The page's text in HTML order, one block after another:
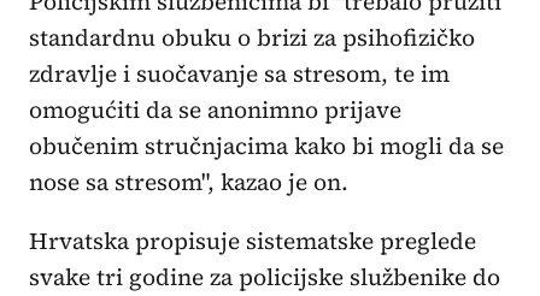
standardnu obuku o brizi za psihofizičko
zdravlje i suočavanje sa stresom, te im
omogućiti da se anonimno prijave
obučenim stručnjacima kako bi mogli da se
nose sa stresom", kazao je on.
Hrvatska propisuje sistematske preglede
svake tri godine za policijske službenike do